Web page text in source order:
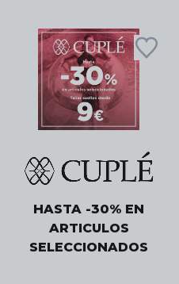
HASTA -30% EN
ARTICULOS
SELECCIONADOS